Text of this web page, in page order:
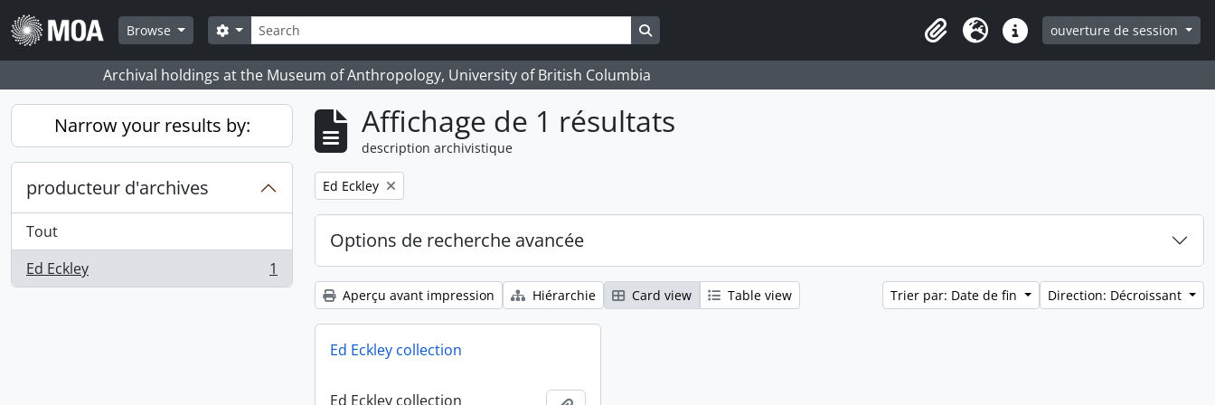
Skip to main content
Browse
Rechercher
Search options Search in browse page
ClipboardLangueLiens rapidesouverture de session
Archival holdings at the Museum of Anthropology, University of British Columbia
Narrow your results by:
producteur d'archives
Tout
Ed Eckley
, 1 résultats 1
Affichage de 1 résultats
description archivistique
Remove filter:
Ed Eckley
Options de recherche avancée
Aperçu avant impression Hiérarchie Card view Table view Trier par: Date de fin Direction: Décroissant
Ed Eckley collection
Ed Eckley collection